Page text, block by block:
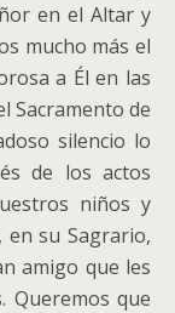
en el Altar y
mucho más el
a Él en las
Sacramento de
silencio lo
de los actos
niños y
en su Sagrario,
amigo que les
Queremos que